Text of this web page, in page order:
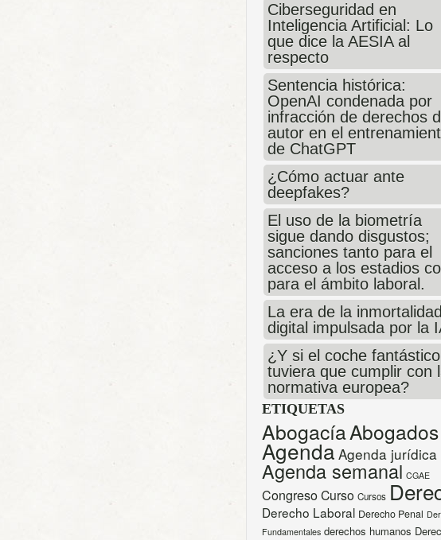
Ciberseguridad en
Inteligencia Artificial: Lo
que dice la AESIA al
respecto
Sentencia histórica:
OpenAI condenada por
infracción de derechos
autor en el
de ChatGPT
¿Cómo actuar ante
deepfakes?
El uso de la biometría
sigue dando disgustos;
sanciones tanto para el
acceso a los estadios
para el ámbito laboral.
La era de la inmortalidad
digital impulsada por la
¿Y si el coche fantástico
tuviera que cumplir con
normativa europea?
ETIQUETAS
AbogacíaAbogados
Agenda Agenda jurídica
Agenda semanal CGAE
CongresoCurso Cursos
Derecho Laboral Derecho Penal
Fundamentales derechos humanos